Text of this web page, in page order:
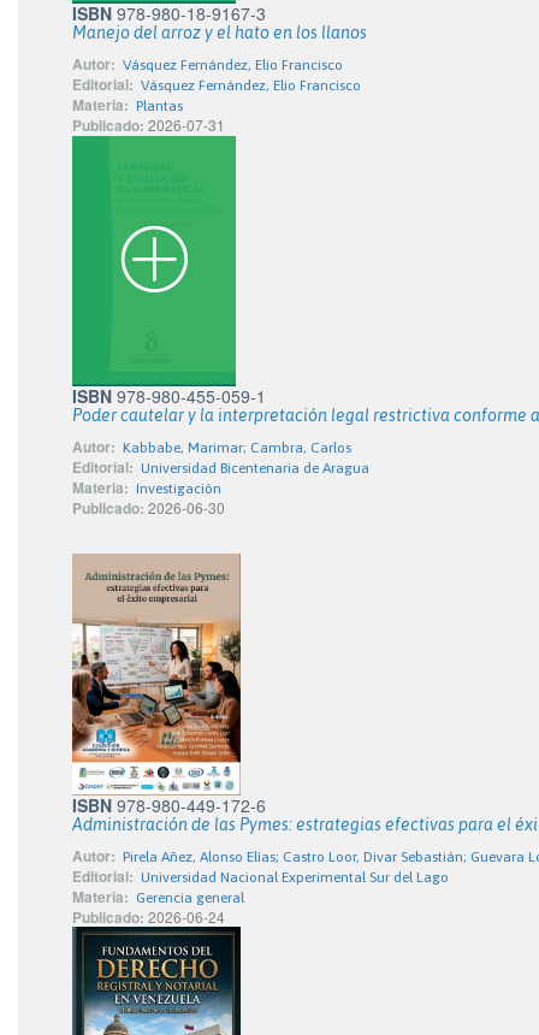
ISBN 978-980-18-9167-3
Manejo del arroz y el hato en los llanos
Autor: Vásquez Fernández, Elio Francisco
Editorial: Vásquez Fernández, Elio Francisco
Materia: Plantas
Publicado: 2026-07-31
ISBN 978-980-455-059-1
Poder cautelar y la interpretación legal restrictiva conforme
Autor: Kabbabe, Marimar; Cambra, Carlos
Editorial: Universidad Bicentenaria de Aragua
Materia: Investigación
Publicado: 2026-06-30
ISBN 978-980-449-172-6
Administración de las Pymes: estrategias efectivas para el
Autor: Pirela Añez, Alonso Elías; Castro Loor, Divar Sebastián; Guevara
Editorial: Universidad Nacional Experimental Sur del Lago
Materia: Gerencia general
Publicado: 2026-06-24